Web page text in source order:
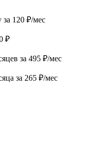
за 120 ₽/мес
₽
за 495 ₽/мес
за 265 ₽/мес